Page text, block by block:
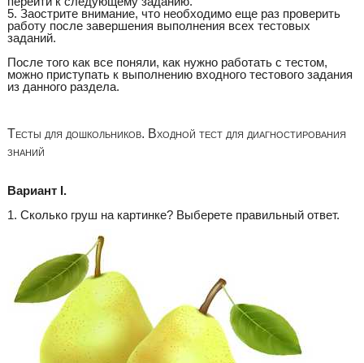
5. Заострите внимание, что необходимо еще раз проверить
работу после завершения выполнения всех тестовых
заданий.
После того как все поняли, как нужно работать с тестом,
можно приступать к выполнению входного тестового задания
из данного раздела.
Тесты для дошкольников. Входной тест для диагностирования
знаний
Вариант I.
1. Сколько груш на картинке? Выберете правильный ответ.